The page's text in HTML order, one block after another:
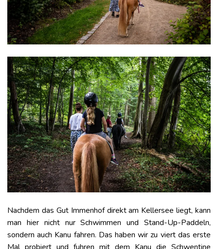
Nachdem das Gut Immenhof direkt am Kellersee liegt, kann
man hier nicht nur Schwimmen und Stand-Up-Paddeln,
sondern auch Kanu fahren. Das haben wir zu viert das erste